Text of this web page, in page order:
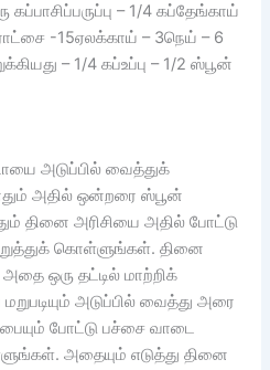
– 1/4 கப்தேங்காய்
-15ஏலக்காய் – 3நெய் – 6
– 1/4 கப்உப்பு – 1/2 ஸ்பூன்
அடுப்பில் வைத்துக்
அதில் ஒன்றரை ஸ்பூன்
தினை அரிசியை அதில் போட்டு
கொள்ளுங்கள். தினை
அதை ஒரு தட்டில் மாற்றிக்
அடுப்பில் வைத்து அரை
போட்டு பச்சை வாடை
அதையும் எடுத்து தினை